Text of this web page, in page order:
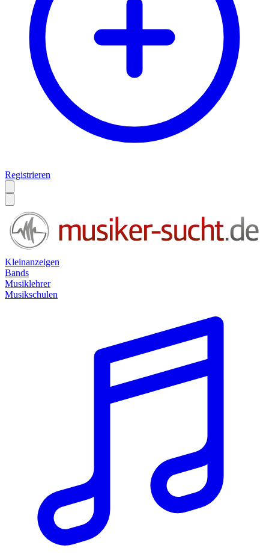
Registrieren
Kleinanzeigen
Bands
Musiklehrer
Musikschulen